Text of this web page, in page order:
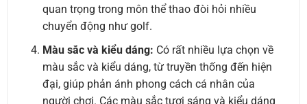
quan trọng trong môn thể thao đòi hỏi nhiều
chuyển động như golf.
Màu sắc và kiểu dáng: Có rất nhiều lựa chọn về
màu sắc và kiểu dáng, từ truyền thống đến hiện
đại, giúp phản ánh phong cách cá nhân của
người chơi. Các màu sắc tươi sáng và kiểu dáng